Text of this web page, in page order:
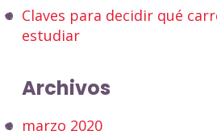
Claves para decidir qué
estudiar
Archivos
marzo 2020